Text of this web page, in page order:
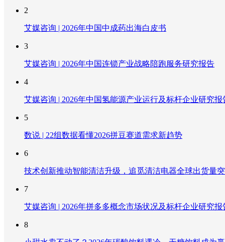
2
艾媒咨询 | 2026年中国中成药出海白皮书
3
艾媒咨询 | 2026年中国连锁产业战略陪跑服务研究报告
4
艾媒咨询 | 2026年中国氢能源产业运行及标杆企业研究报
5
数说 | 22组数据看懂2026拼豆赛道需求新趋势
6
技术创新推动智能清洁升级，追觅清洁电器全球出货量
7
艾媒咨询 | 2026年拼多多概念市场状况及标杆企业研究报
8